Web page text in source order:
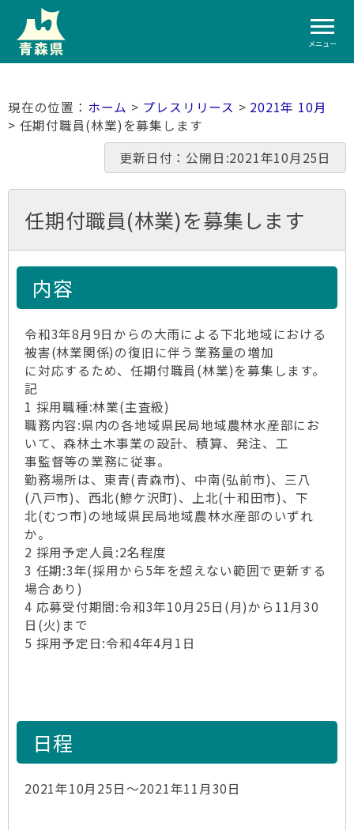
メニュー
ホーム > プレスリリース > 2021年 10月
> 任期付職員(林業)を募集します
更新日付：公開日:2021年10月25日
任期付職員(林業)を募集します
内容
令和3年8月9日からの大雨による下北地域における
被害(林業関係)の復旧に伴う業務量の増加
に対応するため、任期付職員(林業)を募集します。
記
1 採用職種:林業(主査級)
職務内容:県内の各地域県民局地域農林水産部にお
いて、森林土木事業の設計、積算、発注、工
事監督等の業務に従事。
勤務場所は、東青(青森市)、中南(弘前市)、三八
(八戸市)、西北(鰺ケ沢町)、上北(十和田市)、下
北(むつ市)の地域県民局地域農林水産部のいずれ
か。
2 採用予定人員:2名程度
3 任期:3年(採用から5年を超えない範囲で更新する
場合あり)
4 応募受付期間:令和3年10月25日(月)から11月30
日(火)まで
5 採用予定日:令和4年4月1日
日程
2021年10月25日～2021年11月30日